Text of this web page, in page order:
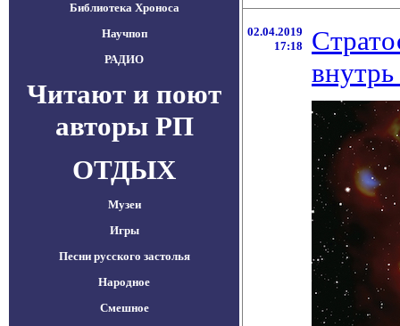
Библиотека Хроноса
Научпоп
РАДИО
Читают и поют
авторы РП
ОТДЫХ
Музеи
Игры
Песни русского застолья
Народное
Смешное
02.04.2019
17:18